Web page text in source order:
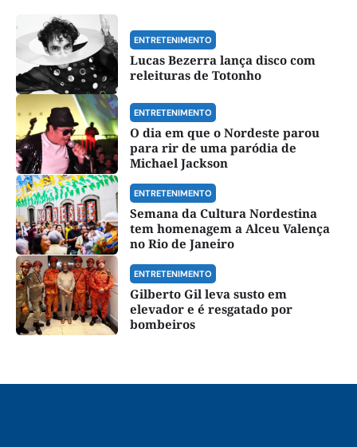
ENTRETENIMENTO
Lucas Bezerra lança disco com
releituras de Totonho
ENTRETENIMENTO
O dia em que o Nordeste parou
para rir de uma paródia de
Michael Jackson
ENTRETENIMENTO
Semana da Cultura Nordestina
tem homenagem a Alceu Valença
no Rio de Janeiro
ENTRETENIMENTO
Gilberto Gil leva susto em
elevador e é resgatado por
bombeiros